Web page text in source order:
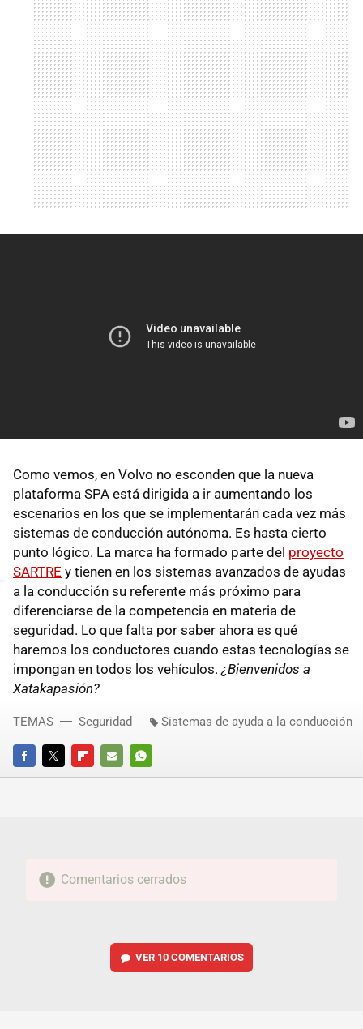
Como vemos, en Volvo no esconden que la nueva
plataforma SPA está dirigida a ir aumentando los
escenarios en los que se implementarán cada vez más
sistemas de conducción autónoma. Es hasta cierto
punto lógico. La marca ha formado parte del proyecto
SARTRE y tienen en los sistemas avanzados de ayudas
a la conducción su referente más próximo para
diferenciarse de la competencia en materia de
seguridad. Lo que falta por saber ahora es qué
haremos los conductores cuando estas tecnologías se
impongan en todos los vehículos.¿Bienvenidos a
Xatakapasión?
FACEBOOKTWITTERFLIPBOARD
E-
WHATSAPP
TEMAS Seguridad Sistemas de ayuda a la conducción
Comentarios cerrados
VER 10 COMENTARIOS